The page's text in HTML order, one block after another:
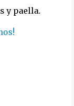
y paella.
!